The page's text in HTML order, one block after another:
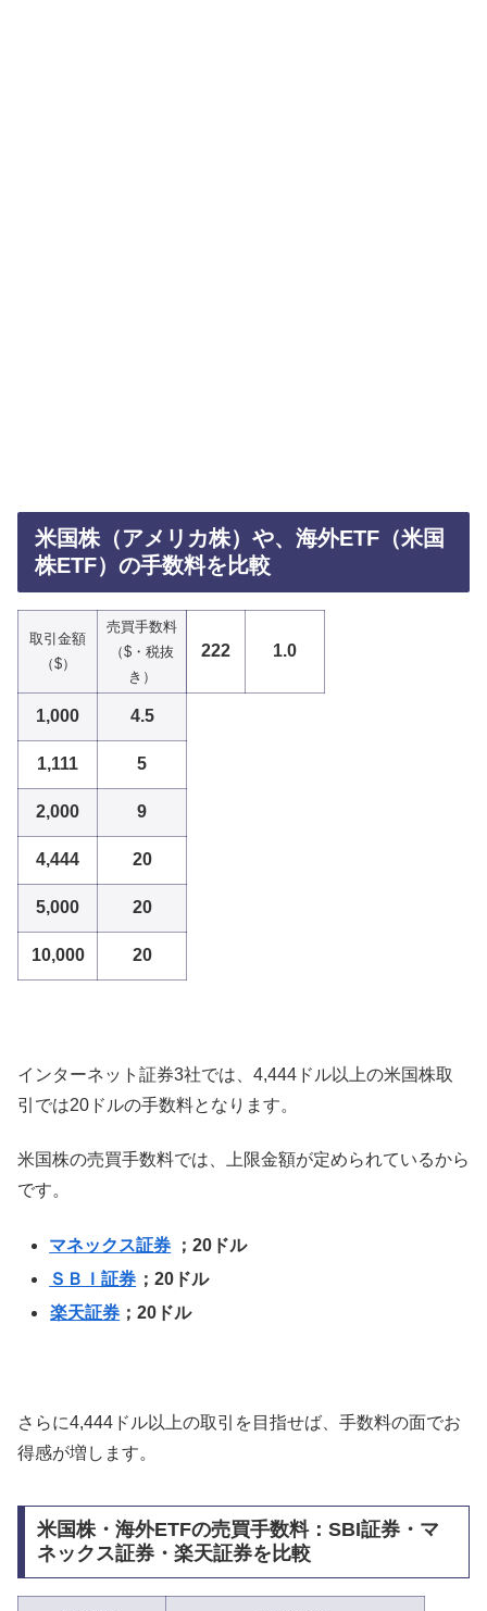
米国株（アメリカ株）や、海外ETF（米国
株ETF）の手数料を比較
取引金額
（$）
売買手数料
（$・税抜
き）
222 1.0
1,000 4.5
1,111 5
2,000 9
4,444 20
5,000 20
10,000 20
インターネット証券3社では、4,444ドル以上の米国株取
引では20ドルの手数料となります。
米国株の売買手数料では、上限金額が定められているから
です。
マネックス証券 ；20ドル
ＳＢＩ証券 ；20ドル
楽天証券 ；20ドル
さらに4,444ドル以上の取引を目指せば、手数料の面でお
得感が増します。
米国株・海外ETFの売買手数料：SBI証券・マ
ネックス証券・楽天証券を比較